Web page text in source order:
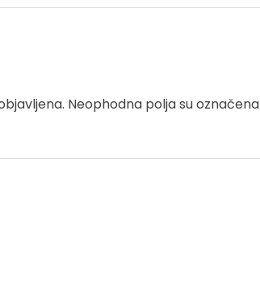
Neophodna polja su označena